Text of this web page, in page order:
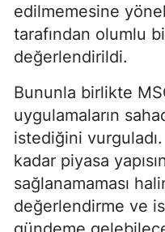
edilmemesine
tarafından olumlu
değerlendirildi.
Bununla birlikte
uygulamaların
istediğini
kadar piyasa
sağlanamaması
değerlendirme ve